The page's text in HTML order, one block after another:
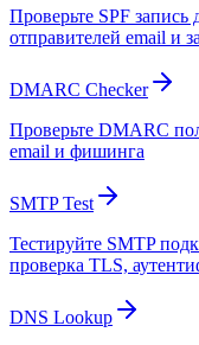
Проверьте SPF
отправителей email и
DMARC Checker
Проверьте DMARC
email и фишинга
SMTP Test
Тестируйте SMTP
проверка TLS,
DNS Lookup